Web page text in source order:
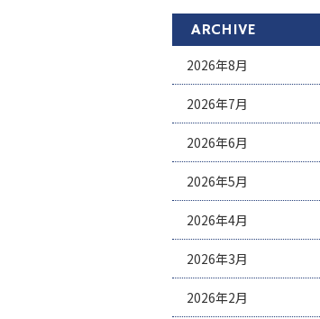
ARCHIVE
2026年8月
2026年7月
2026年6月
2026年5月
2026年4月
2026年3月
2026年2月